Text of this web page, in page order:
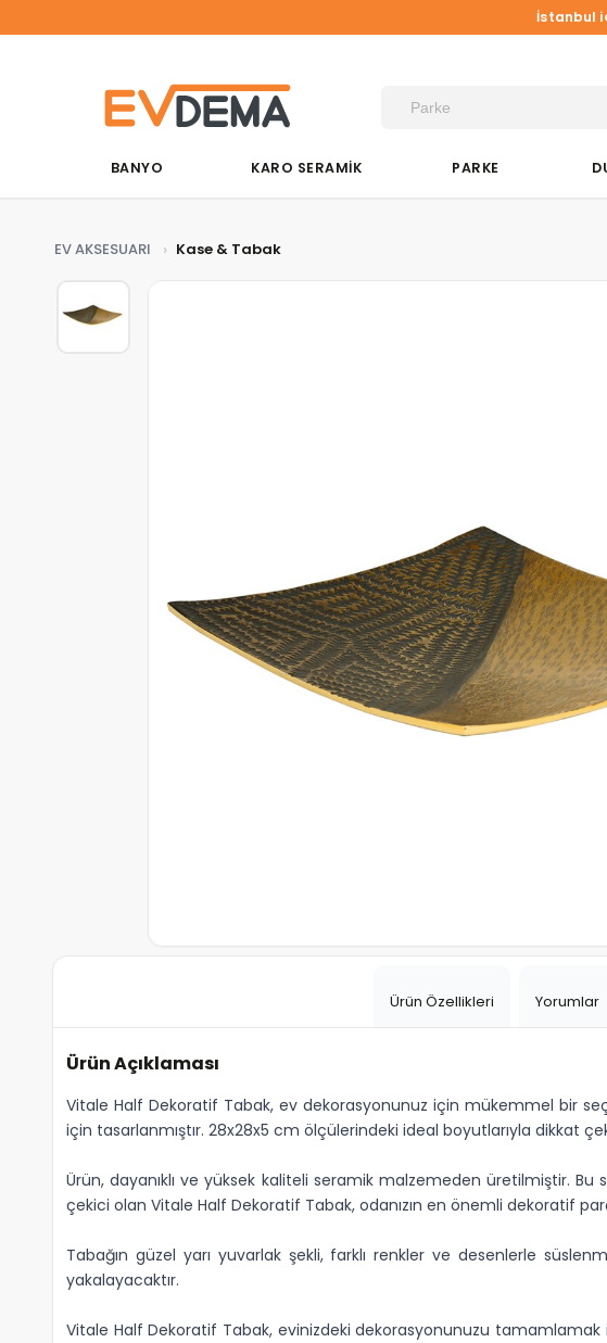
İstanbul
BANYO KARO SERAMİK PARKE
EV AKSESUARI Kase & Tabak
Ürün Özellikleri Yorumlar
Ürün Açıklaması
Vitale Half Dekoratif Tabak, ev dekorasyonunuz için mükemmel bir
için tasarlanmıştır. 28x28x5 cm ölçülerindeki ideal boyutlarıyla dikkat
Ürün, dayanıklı ve yüksek kaliteli seramik malzemeden üretilmiştir.
çekici olan Vitale Half Dekoratif Tabak, odanızın en önemli dekoratif
Tabağın güzel yarı yuvarlak şekli, farklı renkler ve desenlerle
yakalayacaktır.
Vitale Half Dekoratif Tabak, evinizdeki dekorasyonunuzu